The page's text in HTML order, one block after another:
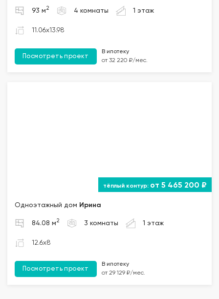
93 м 2 4 комнаты 1 этаж
11.06x13.98
Посмотреть проект
В ипотеку
от 32 220 ₽/мес.
от 5 465 200 ₽
Одноэтажный дом Ирина
84.08 м 2 3 комнаты 1 этаж
12.6x8
Посмотреть проект
В ипотеку
от 29 129 ₽/мес.